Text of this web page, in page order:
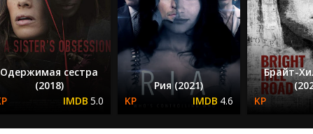
Одержимая сестра
(2018)
5.0
Рия (2021)
4.6
Брайт-